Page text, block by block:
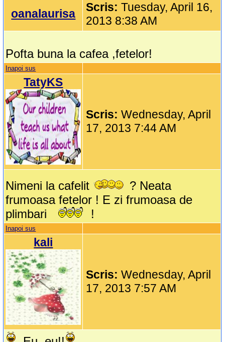
oanalaurisa Scris:Tuesday, April 16,
2013 8:38 AM
Pofta buna la cafea ,fetelor!
Inapoi sus
TatyKS
Scris:Wednesday, April
17, 2013 7:44 AM
Nimeni la cafelit
? Neata
frumoasa fetelor ! E zi frumoasa de
plimbari
!
Inapoi sus
kali
Scris:Wednesday, April
17, 2013 7:57 AM